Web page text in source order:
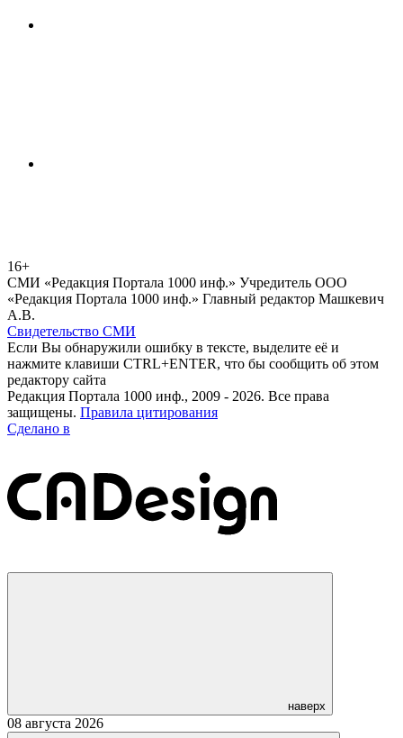
16+
СМИ «Редакция Портала 1000 инф.» Учредитель ООО
«Редакция Портала 1000 инф.» Главный редактор Машкевич
А.В.
Свидетельство СМИ
Если Вы обнаружили ошибку в тексте, выделите её и
нажмите клавиши CTRL+ENTER, что бы сообщить об этом
редактору сайта
Редакция Портала 1000 инф., 2009 - 2026. Все права
защищены. Правила цитирования
Сделано в
наверх
08 августа 2026